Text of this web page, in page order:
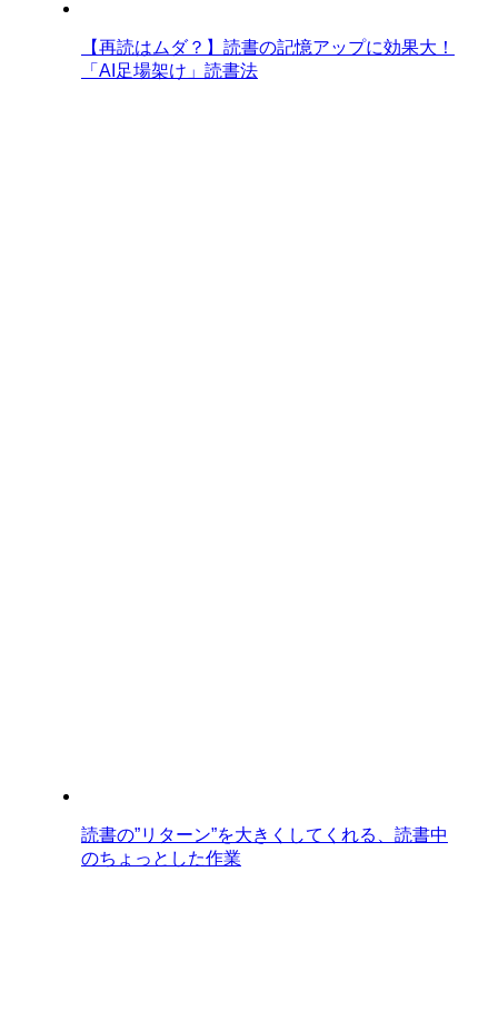
【再読はムダ？】読書の記憶アップに効果大！
「AI足場架け」読書法
読書の”リターン”を大きくしてくれる、読書中
のちょっとした作業